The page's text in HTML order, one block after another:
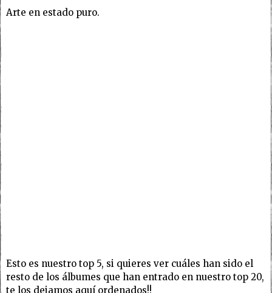
Arte en estado puro.
Esto es nuestro top 5, si quieres ver cuáles han sido el
resto de los álbumes que han entrado en nuestro top 20,
te los dejamos aquí ordenados!!